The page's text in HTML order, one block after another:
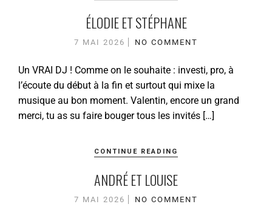
ÉLODIE ET STÉPHANE
7 MAI 2026 NO COMMENT
Un VRAI DJ ! Comme on le souhaite : investi, pro, à
l’écoute du début à la fin et surtout qui mixe la
musique au bon moment. Valentin, encore un grand
merci, tu as su faire bouger tous les invités […]
CONTINUE READING
ANDRÉ ET LOUISE
7 MAI 2026 NO COMMENT